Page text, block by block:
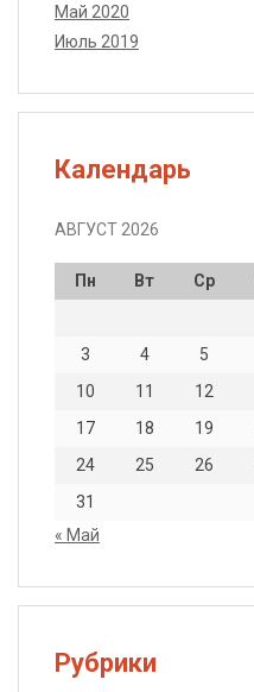
Май 2020
Июль 2019
Календарь
АВГУСТ 2026
Пн Вт Ср
3
4 5
10
11 12
17
18 19
24
25 26
31
« Май
Рубрики